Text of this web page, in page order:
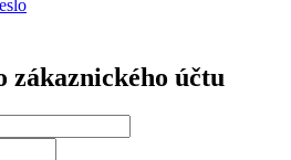
zákaznického účtu